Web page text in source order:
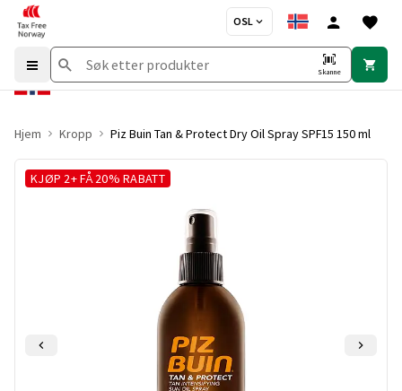
OSL
Skanne
Hjem Kropp Piz Buin Tan & Protect Dry Oil Spray SPF15 150 ml
KJØP 2+ FÅ 20% RABATT